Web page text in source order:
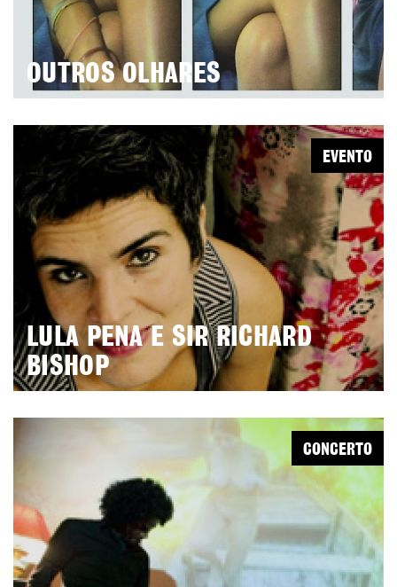
OUTROS OLHARES
LULA PENA E SIR RICHARD
BISHOP
EVENTO
CONCERTO